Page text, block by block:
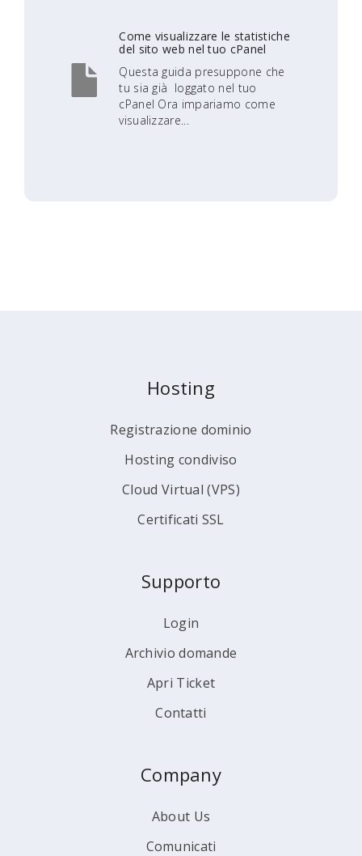
Come visualizzare le statistiche
del sito web nel tuo cPanel
Questa guida presuppone che
tu sia già loggato nel tuo
cPanel Ora impariamo come
visualizzare...
Hosting
Registrazione dominio
Hosting condiviso
Cloud Virtual (VPS)
Certificati SSL
Supporto
Login
Archivio domande
Apri Ticket
Contatti
Company
About Us
Comunicati